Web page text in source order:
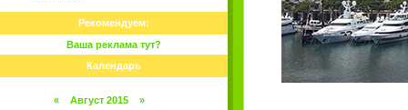
Рекомендуем:
Ваша реклама тут?
Календарь
« Август 2015
»